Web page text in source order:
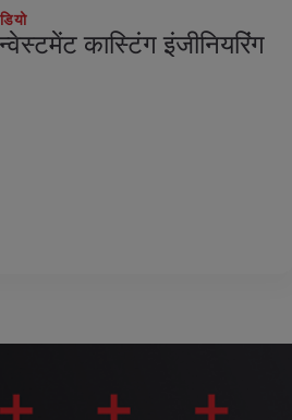
कास्टिंग इंजीनियरिंग